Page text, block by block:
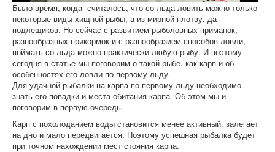
Было время, когда считалось, что со льда ловить можно только
некоторые виды хищной рыбы, а из мирной плотву, да
подлещиков. Но сейчас с развитием рыболовных приманок,
разнообразных прикормок и с разнообразием способов ловли,
поймать со льда можно практически любую рыбу. И поэтому
сегодня в статье мы поговорим о такой рыбе, как карп и об
особенностях его ловли по первому льду.
Для удачной рыбалки на карпа по первому льду необходимо
знать его повадки и места обитания карпа. Об этом мы и
поговорим в первую очередь.
Карп с похолоданием воды становится менее активный, залегает
на дно и мало передвигается. Поэтому успешная рыбалка будет
при точном нахождении мест стояния карпа.